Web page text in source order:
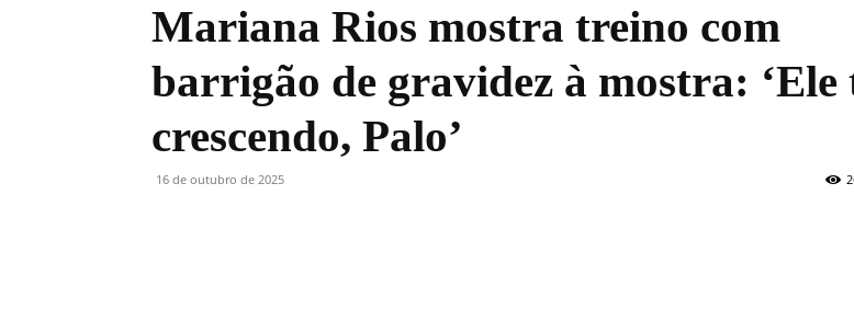
Mariana Rios mostra treino com
barrigão de gravidez à mostra: ‘Ele
crescendo, Palo’
16 de outubro de 2025